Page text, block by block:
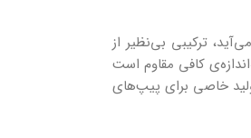
ترکیبی بی‌نظیر از
کافی مقاوم است
خاصی برای پیپ‌های